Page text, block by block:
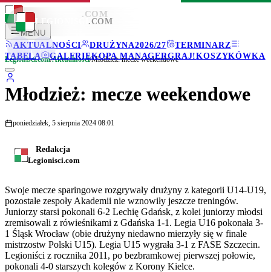
LEGIONISCI .COM
MENU
AKTUALNOŚCI
DRUŻYNA2026/27
TERMINARZ
TABELA
GALERIEKOPA MANAGERGRAJ!KOSZYKÓWKA
LEGIONISCI .COM
Legionisci.com/Aktualności/Młodzież: mecze weekendowe
Młodzież: mecze weekendowe
poniedziałek, 5 sierpnia 2024 08:01
Redakcja
Legionisci.com
Swoje mecze sparingowe rozgrywały drużyny z kategorii U14-U19,
pozostałe zespoły Akademii nie wznowiły jeszcze treningów.
Juniorzy starsi pokonali 6-2 Lechię Gdańsk, z kolei juniorzy młodsi
zremisowali z rówieśnikami z Gdańska 1-1. Legia U16 pokonała 3-
1 Śląsk Wrocław (obie drużyny niedawno mierzyły się w finale
mistrzostw Polski U15). Legia U15 wygrała 3-1 z FASE Szczecin.
Legioniści z rocznika 2011, po bezbramkowej pierwszej połowie,
pokonali 4-0 starszych kolegów z Korony Kielce.